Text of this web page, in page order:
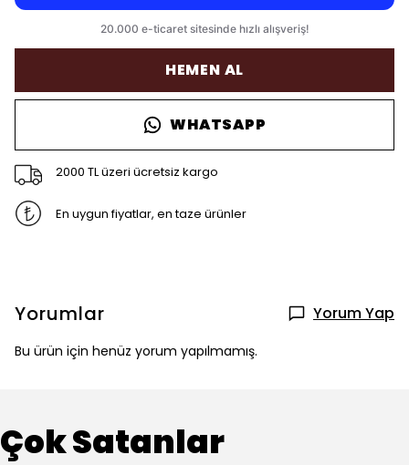
HEMEN AL
WHATSAPP
2000 TL üzeri ücretsiz kargo
En uygun fiyatlar, en taze ürünler
Yorumlar Yorum Yap
Bu ürün için henüz yorum yapılmamış.
Çok Satanlar